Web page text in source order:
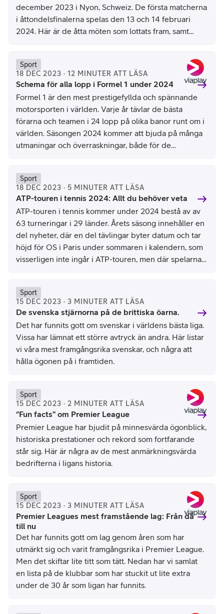
december 2023 i Nyon, Schweiz. De första matcherna
i åttondelsfinalerna spelas den 13 och 14 februari
2024. Här är de åtta möten som lottats fram, samt
Sport
18 DEC 2023 · 12 MINUTER ATT LÄSA
Schema för alla lopp i Formel 1 under 2024
Formel 1 är den mest prestigefyllda och spännande
motorsporten i världen. Varje år tävlar de bästa
förarna och teamen i 24 lopp på olika banor runt om i
världen. Säsongen 2024 kommer att bjuda på många
utmaningar och överraskningar, både för de
Sport
18 DEC 2023 · 5 MINUTER ATT LÄSA
ATP-touren i tennis 2024: Allt du behöver veta
ATP-touren i tennis kommer under 2024 bestå av av
63 turneringar i 29 länder. Årets säsong innehåller en
del nyheter, där en del tävlingar byter datum och tar
höjd för OS i Paris under sommaren i kalendern, som
visserligen inte ingår i ATP-touren, men där spelarna
turneringar samt ATP Finals.
Sport
15 DEC 2023 · 3 MINUTER ATT LÄSA
De svenska stjärnorna på de brittiska öarna.
Det har funnits gott om svenskar i världens bästa liga.
Vissa har lämnat ett större avtryck än andra. Här listar
vi våra mest framgångsrika svenskar, och några att
hålla ögonen på i framtiden.
Sport
15 DEC 2023 · 2 MINUTER ATT LÄSA
‘’Fun facts’’ om Premier League
Premier League har bjudit på minnesvärda ögonblick,
historiska prestationer och rekord som fortfarande
står sig. Här är några av de mest anmärkningsvärda
bedrifterna i ligans historia.
Sport
15 DEC 2023 · 3 MINUTER ATT LÄSA
Premier Leagues mest framstående lag: Från då
till nu
Det har funnits gott om lag genom åren som har
utmärkt sig och varit framgångsrika i Premier League.
Men det skiftar lite titt som tätt. Nedan har vi samlat
en lista på de klubbar som har stuckit ut lite extra
under de 30 år som ligan har funnits.